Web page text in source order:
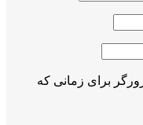
برای زمانی که